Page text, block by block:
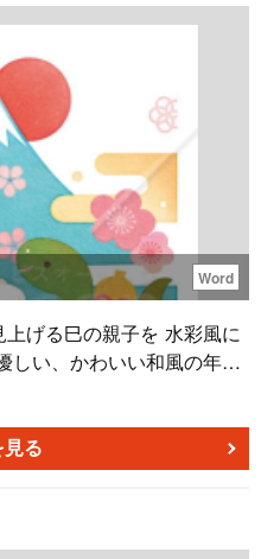
Word
げる巳の親子を 水彩風に
しい、かわいい和風の年賀
ただきやすいデザインで
はがきサイズのデザインテ
でjpg形式もございます。
見る